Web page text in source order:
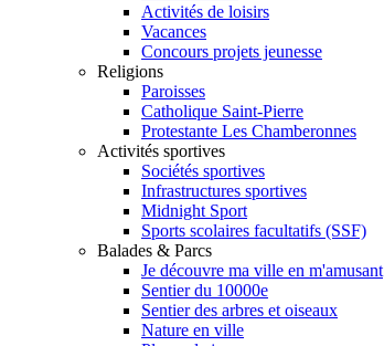
Activités de loisirs
Vacances
Concours projets jeunesse
Religions
Paroisses
Catholique Saint-Pierre
Protestante Les Chamberonnes
Activités sportives
Sociétés sportives
Infrastructures sportives
Midnight Sport
Sports scolaires facultatifs (SSF)
Balades & Parcs
Je découvre ma ville en m'amusant
Sentier du 10000e
Sentier des arbres et oiseaux
Nature en ville